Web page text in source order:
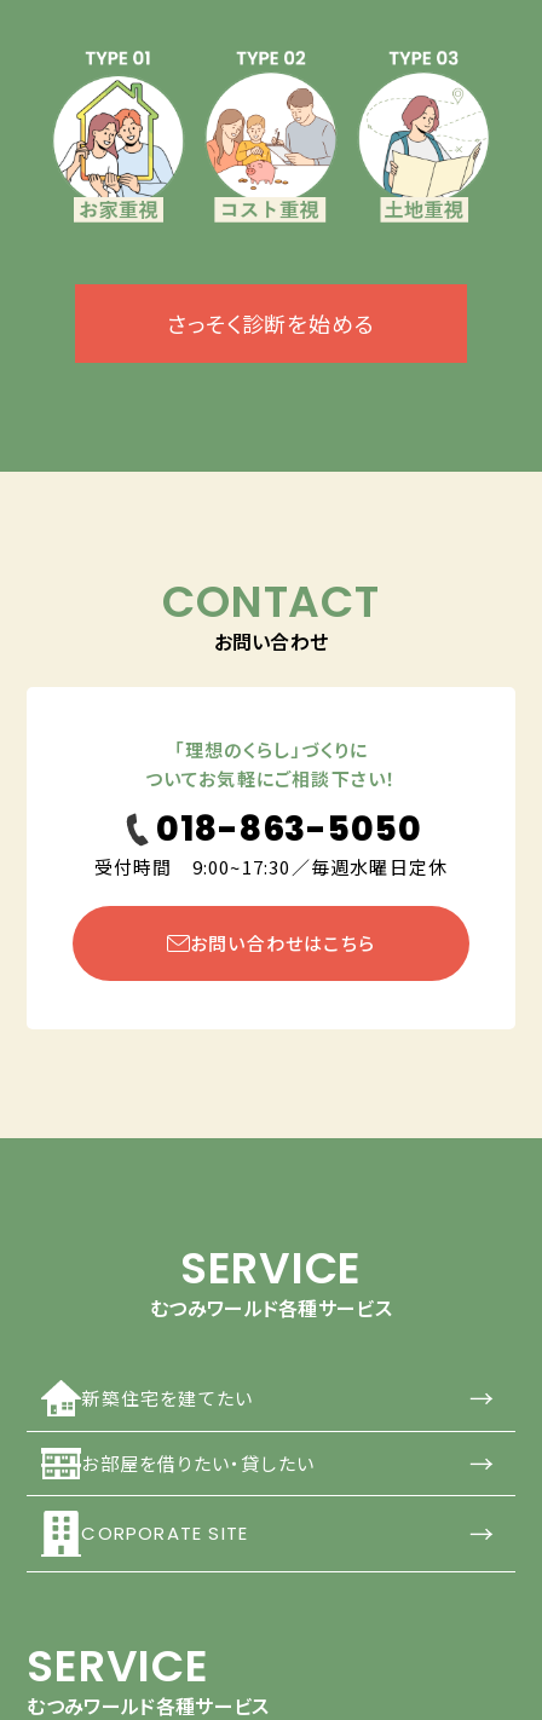
さっそく診断を始める
CONTACT
お問い合わせ
「理想のくらし」づくりに
ついてお気軽にご相談下さい！
018-863-5050
受付時間 9:00~17:30／毎週水曜日定休
お問い合わせはこちら
SERVICE
むつみワールド各種サービス
新築住宅を建てたい →
お部屋を借りたい・貸したい →
CORPORATE SITE →
SERVICE
むつみワールド各種サービス